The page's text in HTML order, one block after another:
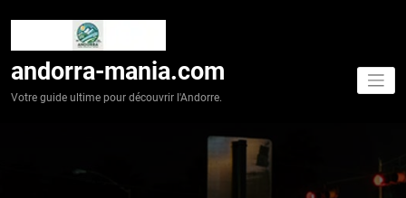
andorra-mania.com
Votre guide ultime pour découvrir l'Andorre.